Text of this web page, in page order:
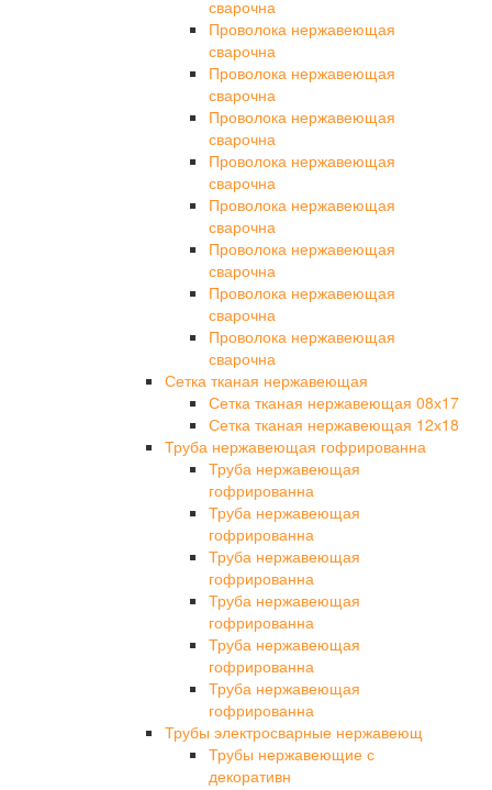
сварочна
Проволока нержавеющая
сварочна
Проволока нержавеющая
сварочна
Проволока нержавеющая
сварочна
Проволока нержавеющая
сварочна
Проволока нержавеющая
сварочна
Проволока нержавеющая
сварочна
Проволока нержавеющая
сварочна
Проволока нержавеющая
сварочна
Сетка тканая нержавеющая
Сетка тканая нержавеющая 08х17
Сетка тканая нержавеющая 12х18
Труба нержавеющая гофрированна
Труба нержавеющая
гофрированна
Труба нержавеющая
гофрированна
Труба нержавеющая
гофрированна
Труба нержавеющая
гофрированна
Труба нержавеющая
гофрированна
Труба нержавеющая
гофрированна
Трубы электросварные нержавеющ
Трубы нержавеющие с
декоративн